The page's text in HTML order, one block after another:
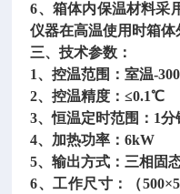
6、箱体内保温材料采
仪器在高温使用时箱体
三、技术参数：
1、控温范围：室温-
2、控温精度：≤0.1℃
3、恒温定时范围：1
4、加热功率：6kW
5、输出方式：三相固
6、工作尺寸：（